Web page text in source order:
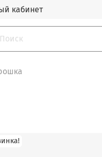
кабинет